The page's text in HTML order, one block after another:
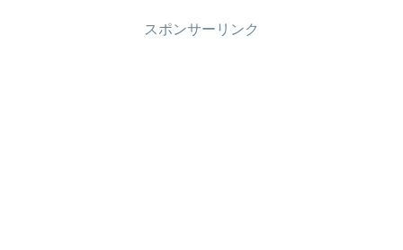
スポンサーリンク